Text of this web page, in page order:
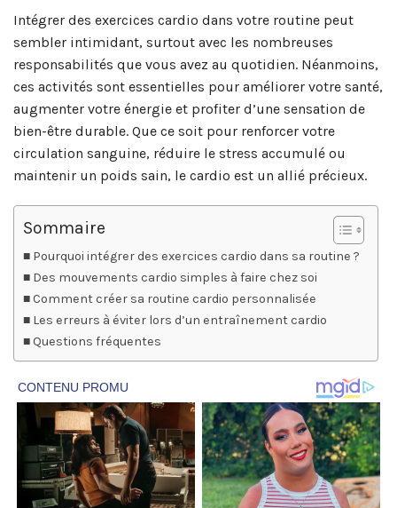
Intégrer des exercices cardio dans votre routine peut
sembler intimidant, surtout avec les nombreuses
responsabilités que vous avez au quotidien. Néanmoins,
ces activités sont essentielles pour améliorer votre santé,
augmenter votre énergie et profiter d’une sensation de
bien-être durable. Que ce soit pour renforcer votre
circulation sanguine, réduire le stress accumulé ou
maintenir un poids sain, le cardio est un allié précieux.
Sommaire
Pourquoi intégrer des exercices cardio dans sa routine ?
Des mouvements cardio simples à faire chez soi
Comment créer sa routine cardio personnalisée
Les erreurs à éviter lors d’un entraînement cardio
Questions fréquentes